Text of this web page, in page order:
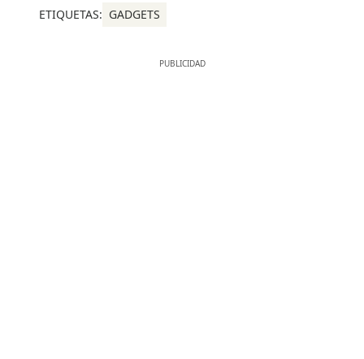
ETIQUETAS: GADGETS